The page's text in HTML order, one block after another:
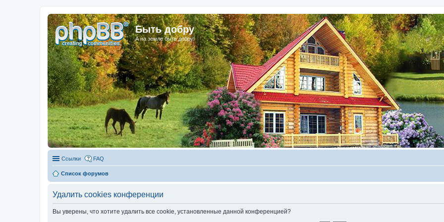
Быть добру
А на земле быть добру!
Ссылки FAQ
Список форумов
Удалить cookies конференции
Вы уверены, что хотите удалить все cookie, установленные данной конференцией?